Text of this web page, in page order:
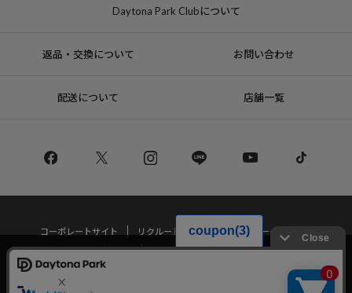
Daytona Park Clubについて
返品・交換について お問い合わせ
配送について 店舗一覧
コーポレートサイト リクルート
サステナブルマークについて
プライバシーポリシー
特定商取引法・古物営業法に基づく表記
当サイトでは利用体験の向上およびコンテンツの最適な提供、トラフィック
の分析を目的としてCookieを使用しています。